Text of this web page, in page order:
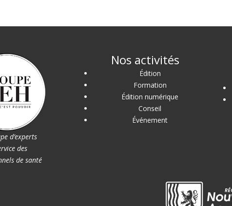
d’experts
des
de santé
Nos activités
Édition
Formation
Édition numérique
Conseil
Événement